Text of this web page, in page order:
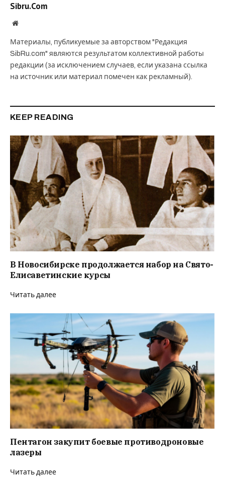
Sibru.Com
Website
Материалы, публикуемые за авторством "Редакция
SibRu.com" являются результатом коллективной работы
редакции (за исключением случаев, если указана ссылка
на источник или материал помечен как рекламный).
KEEP READING
В Новосибирске продолжается набор на Свято-
Елисаветинские курсы
Читать далее
Пентагон закупит боевые противодроновые
лазеры
Читать далее